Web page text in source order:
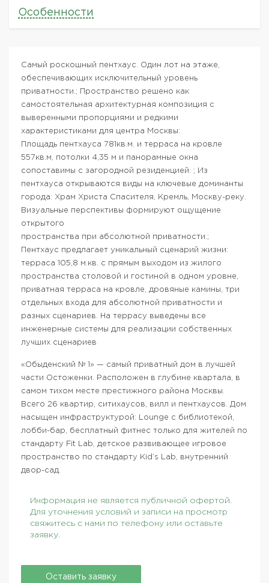
Особенности
Самый роскошный пентхаус. Один лот на этаже,
обеспечивающих исключительный уровень
приватности.; Пространство решено как
самостоятельная архитектурная композиция с
выверенными пропорциями и редкими
характеристиками для центра Москвы:
Площадь пентхауса 781кв.м. и терраса на кровле
557кв.м, потолки 4,35 м и панорамные окна
сопоставимы с загородной резиденцией. ; Из
пентхауса открываются виды на ключевые доминанты
города: Храм Христа Спасителя, Кремль, Москву-реку.
Визуальные перспективы формируют ощущение
открытого
пространства при абсолютной приватности.;
Пентхаус предлагает уникальный сценарий жизни:
терраса 105,8 м.кв. с прямым выходом из жилого
пространства столовой и гостиной в одном уровне,
приватная терраса на кровле, дровяные камины, три
отдельных входа для абсолютной приватности и
разных сценариев. На террасу выведены все
инженерные системы для реализации собственных
лучших сценариев
«Обыденский № 1» — самый приватный дом в лучшей
части Остоженки. Расположен в глубине квартала, в
самом тихом месте престижного района Москвы.
Всего 26 квартир, ситихаусов, вилл и пентхаусов. Дом
насыщен инфраструктурой: Lounge с библиотекой,
лобби-бар, бесплатный фитнес только для жителей по
стандарту Fit Lab, детское развивающее игровое
пространство по стандарту Kid’s Lab, внутренний
двор-сад.
Информация не является публичной офертой.
Для уточнения условий и записи на просмотр
свяжитесь с нами по телефону или оставьте
заявку.
Оставить заявку